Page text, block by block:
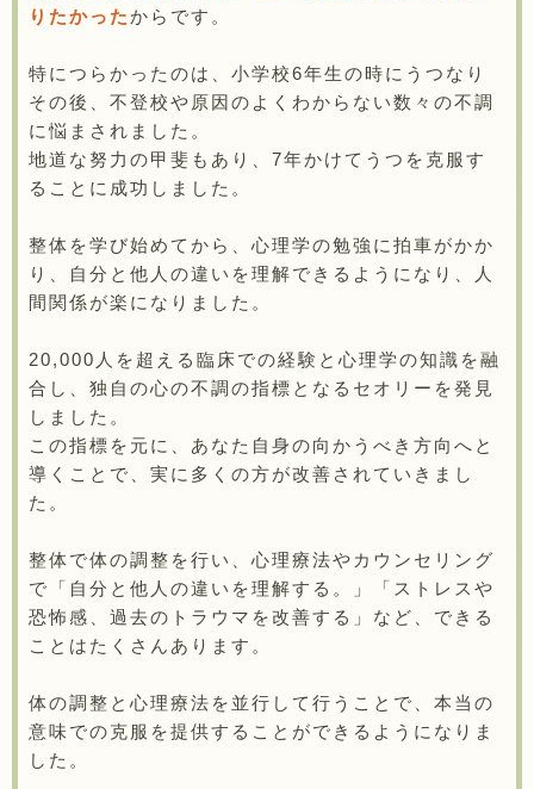
りたかったからです。
特につらかったのは、小学校6年生の時にうつなり
その後、不登校や原因のよくわからない数々の不調
に悩まされました。
地道な努力の甲斐もあり、7年かけてうつを克服す
ることに成功しました。
整体を学び始めてから、心理学の勉強に拍車がかか
り、自分と他人の違いを理解できるようになり、人
間関係が楽になりました。
20,000人を超える臨床での経験と心理学の知識を融
合し、独自の心の不調の指標となるセオリーを発見
しました。
この指標を元に、あなた自身の向かうべき方向へと
導くことで、実に多くの方が改善されていきまし
た。
整体で体の調整を行い、心理療法やカウンセリング
で「自分と他人の違いを理解する。」「ストレスや
恐怖感、過去のトラウマを改善する」など、できる
ことはたくさんあります。
体の調整と心理療法を並行して行うことで、本当の
意味での克服を提供することができるようになりま
した。